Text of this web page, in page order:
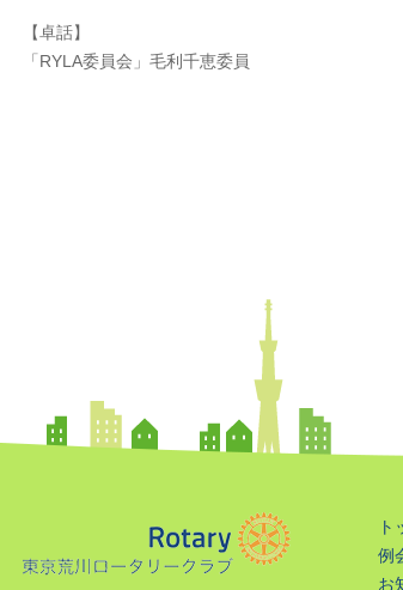
【卓話】
「RYLA委員会」毛利千恵委員
ト
例
お